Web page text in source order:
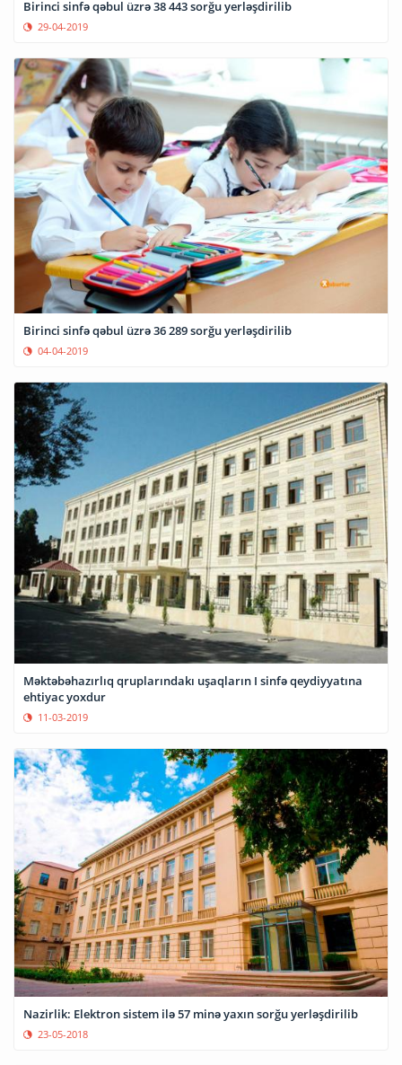
Birinci sinfə qəbul üzrə 38 443 sorğu yerləşdirilib
29-04-2019
Birinci sinfə qəbul üzrə 36 289 sorğu yerləşdirilib
04-04-2019
Məktəbəhazırlıq qruplarındakı uşaqların I sinfə qeydiyyatına
ehtiyac yoxdur
11-03-2019
Nazirlik: Elektron sistem ilə 57 minə yaxın sorğu yerləşdirilib
23-05-2018